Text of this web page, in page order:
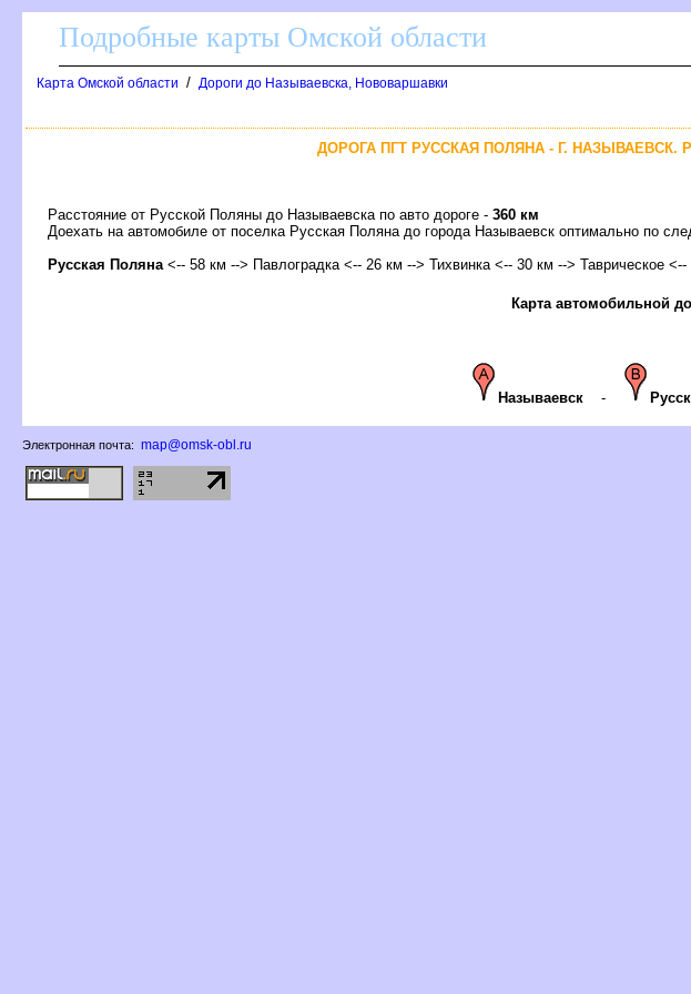
Подробные карты Омской области
Карта Омской области / Дороги до Называевска, Нововаршавки
ДОРОГА ПГТ РУССКАЯ ПОЛЯНА - Г. НАЗЫВАЕВСК.
Расстояние от Русской Поляны до Называевска по авто дороге - 360 км
Доехать на автомобиле от поселка Русская Поляна до города Называевск оптимально по
Русская Поляна <-- 58 км --> Павлоградка <-- 26 км --> Тихвинка <-- 30 км --> Таврическое <--
Карта автомобильной
Называевск-
Электронная почта: map@omsk-obl.ru